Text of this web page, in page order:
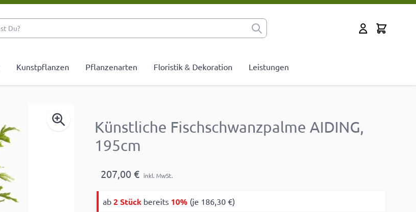
Cart
Kunstpflanzen Pflanzenarten Floristik & Dekoration Leistungen
Künstliche Fischschwanzpalme AIDING,
195cm
207,00 € inkl. MwSt.
ab 2 Stück bereits 10% (je 186,30 €)